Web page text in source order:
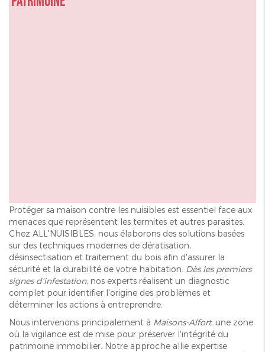
Protéger sa maison contre les nuisibles est essentiel face aux
menaces que représentent les termites et autres parasites.
Chez ALL'NUISIBLES, nous élaborons des solutions basées
sur des techniques modernes de dératisation,
désinsectisation et traitement du bois afin d'assurer la
sécurité et la durabilité de votre habitation. Dès les premiers
signes d'infestation, nos experts réalisent un diagnostic
complet pour identifier l'origine des problèmes et
déterminer les actions à entreprendre.
Nous intervenons principalement à Maisons-Alfort, une zone
où la vigilance est de mise pour préserver l'intégrité du
patrimoine immobilier. Notre approche allie expertise